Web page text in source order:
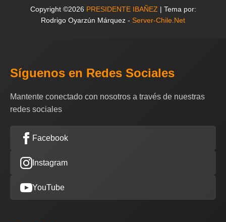
Copyright ©2026 PRESIDENTE IBAÑEZ | Tema por:
Rodrigo Oyarzún Márquez - Server-Chile.Net
Síguenos en Redes Sociales
Mantente conectado con nosotros a través de nuestras
redes sociales
Facebook
Instagram
YouTube